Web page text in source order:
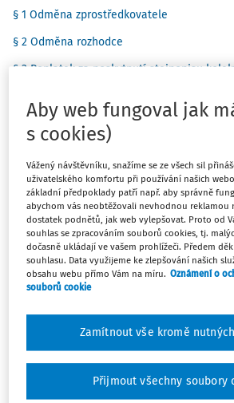
§ 1 Odměna zprostředkovatele
§ 2 Odměna rozhodce
§ 3 Poplatek za poskytnutí stejnopisu
Platný k:22. 2. 2002 Změnit
114/1991 Sb.
VYHLÁŠKA
o odměně zprostředkovateli a
stejnopis kolektivní smlouvy
způsobu úhrady nákladů řízení
Aby web fungoval jak
s cookies)
Vážený návštěvníku, snažíme se ze všech sil
uživatelského komfortu při používání našich
základní předpoklady patří např. aby správně
abychom vás neobtěžovali nevhodnou reklamou
dostatek podnětů, jak web vylepšovat. Proto od
souhlas se zpracováním souborů cookies, tj.
dočasně ukládají ve vašem prohlížeči. Předem
souhlasu. Data využijeme ke zlepšování našich
obsahu webu přímo Vám na míru. Oznámení o
souborů cookie
Zamítnout vše kromě
Přijmout všechny soubory